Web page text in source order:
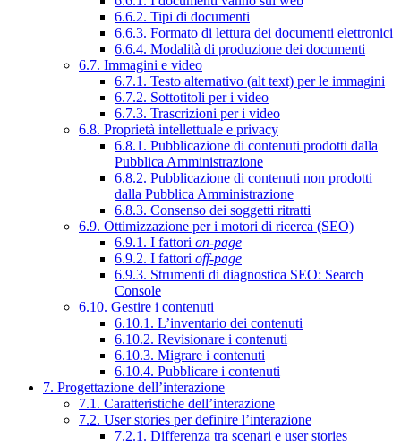
6.6.2. Tipi di documenti
6.6.3. Formato di lettura dei documenti elettronici
6.6.4. Modalità di produzione dei documenti
6.7. Immagini e video
6.7.1. Testo alternativo (alt text) per le immagini
6.7.2. Sottotitoli per i video
6.7.3. Trascrizioni per i video
6.8. Proprietà intellettuale e privacy
6.8.1. Pubblicazione di contenuti prodotti dalla
Pubblica Amministrazione
6.8.2. Pubblicazione di contenuti non prodotti
dalla Pubblica Amministrazione
6.8.3. Consenso dei soggetti ritratti
6.9. Ottimizzazione per i motori di ricerca (SEO)
6.9.1. I fattori on-page
6.9.2. I fattori off-page
6.9.3. Strumenti di diagnostica SEO: Search
Console
6.10. Gestire i contenuti
6.10.1. L’inventario dei contenuti
6.10.2. Revisionare i contenuti
6.10.3. Migrare i contenuti
6.10.4. Pubblicare i contenuti
7. Progettazione dell’interazione
7.1. Caratteristiche dell’interazione
7.2. User stories per definire l’interazione
7.2.1. Differenza tra scenari e user stories